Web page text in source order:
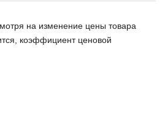
на изменение цены товара
коэффициент ценовой